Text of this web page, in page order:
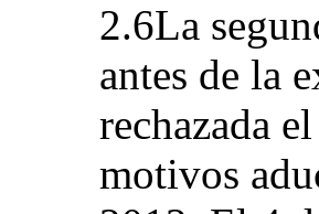
2.6La
antes de la
rechazada
motivos